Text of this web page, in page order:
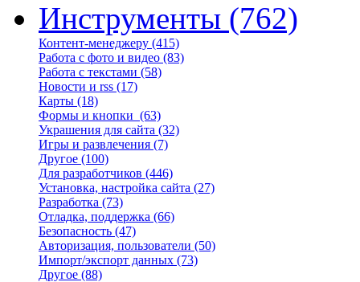
Инструменты (762)
Контент-менеджеру (415)
Работа с фото и видео (83)
Работа с текстами (58)
Новости и rss (17)
Карты (18)
Формы и кнопки (63)
Украшения для сайта (32)
Игры и развлечения (7)
Другое (100)
Для разработчиков (446)
Установка, настройка сайта (27)
Разработка (73)
Отладка, поддержка (66)
Безопасность (47)
Авторизация, пользователи (50)
Импорт/экспорт данных (73)
Другое (88)